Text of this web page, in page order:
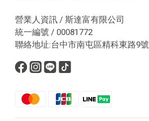
營業人資訊 / 斯達富有限公司
統一編號 / 00081772
聯絡地址:台中市南屯區精科東路9號